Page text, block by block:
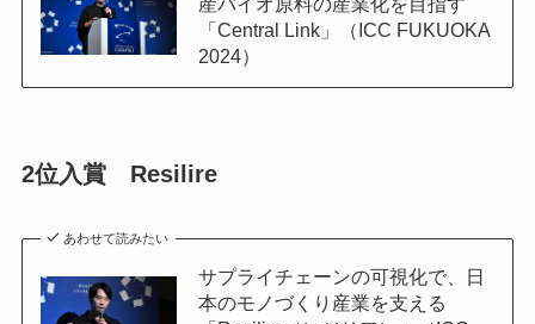
「Central Link」（ICC FUKUOKA
2024）
2位入賞 Resilire
あわせて読みたい
サプライチェーンの可視化で、日
本のモノづくり産業を支える